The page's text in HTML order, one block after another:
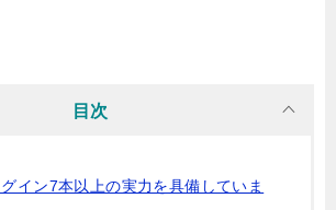
目次
イン7本以上の実力を具備していま